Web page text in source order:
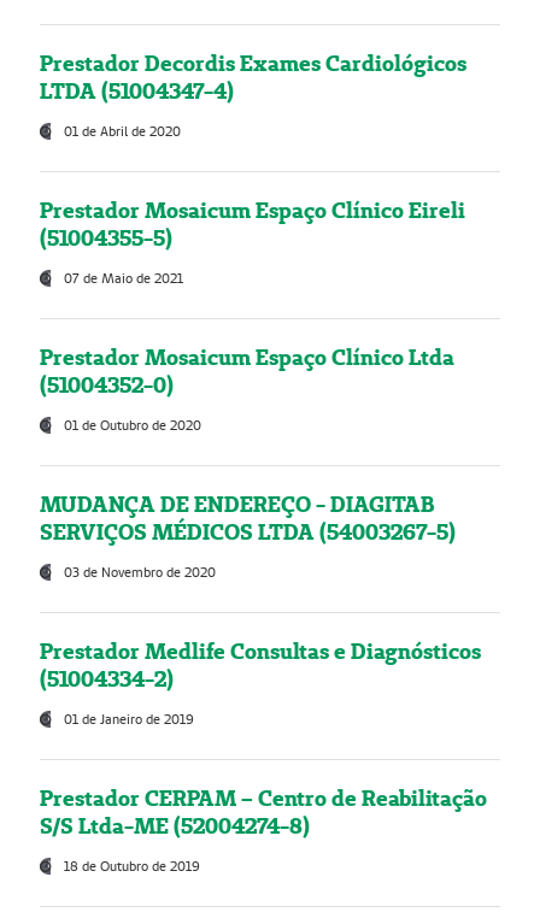
Prestador Decordis Exames Cardiológicos
LTDA (51004347-4)
01 de Abril de 2020
Prestador Mosaicum Espaço Clínico Eireli
(51004355-5)
07 de Maio de 2021
Prestador Mosaicum Espaço Clínico Ltda
(51004352-0)
01 de Outubro de 2020
MUDANÇA DE ENDEREÇO - DIAGITAB
SERVIÇOS MÉDICOS LTDA (54003267-5)
03 de Novembro de 2020
Prestador Medlife Consultas e Diagnósticos
(51004334-2)
01 de Janeiro de 2019
Prestador CERPAM – Centro de Reabilitação
S/S Ltda-ME (52004274-8)
18 de Outubro de 2019